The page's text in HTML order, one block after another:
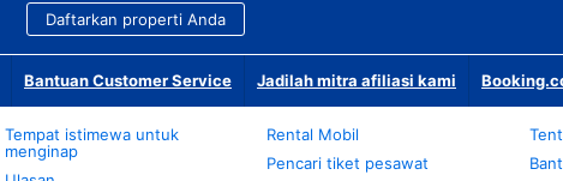
Daftarkan properti Anda
Bantuan Customer Service Jadilah mitra afiliasi kami
Tempat istimewa untuk
menginap
Rental Mobil
Pencari tiket pesawat